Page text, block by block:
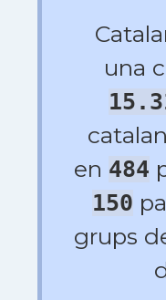
una
en 484
150
grups